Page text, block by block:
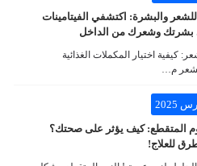
للشعر والبشرة: اكتشفي الفيتامينات
بشرتك وشعرك من الداخل
كيفية اختيار المكملات الغذائية
م…
المتقطع: كيف يؤثر على صحتك؟
للعلاج!